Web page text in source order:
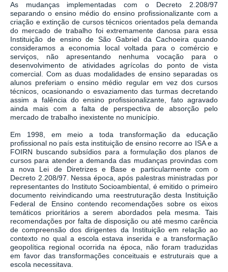
As mudanças implementadas com o Decreto 2.208/97
separando o ensino médio do ensino profissionalizante com a
criação e extinção de cursos técnicos orientados pela demanda
do mercado de trabalho foi extremamente danosa para essa
Instituição de ensino de São Gabriel da Cachoeira quando
consideramos a economia local voltada para o comércio e
serviços, não apresentando nenhuma vocação para o
desenvolvimento de atividades agrícolas do ponto de vista
comercial. Com as duas modalidades de ensino separadas os
alunos preferiam o ensino médio regular em vez dos cursos
técnicos, ocasionando o esvaziamento das turmas decretando
assim a falência do ensino profissionalizante, fato agravado
ainda mais com a falta de perspectiva de absorção pelo
mercado de trabalho inexistente no município.
Em 1998, em meio a toda transformação da educação
profissional no país esta instituição de ensino recorre ao ISA e a
FOIRN buscando subsídios para a formulação dos planos de
cursos para atender a demanda das mudanças provindas com
a nova Lei de Diretrizes e Base e particularmente com o
Decreto 2.208/97. Nessa época, após palestras ministradas por
representantes do Instituto Socioambiental, é emitido o primeiro
documento reivindicando uma reestruturação desta Instituição
Federal de Ensino contendo recomendações sobre os eixos
temáticos prioritários a serem abordados pela mesma. Tais
recomendações por falta de disposição ou até mesmo carência
de compreensão dos dirigentes da Instituição em relação ao
contexto no qual a escola estava inserida e a transformação
geopolítica regional ocorrida na época, não foram traduzidas
em favor das transformações conceituais e estruturais que a
escola necessitava.